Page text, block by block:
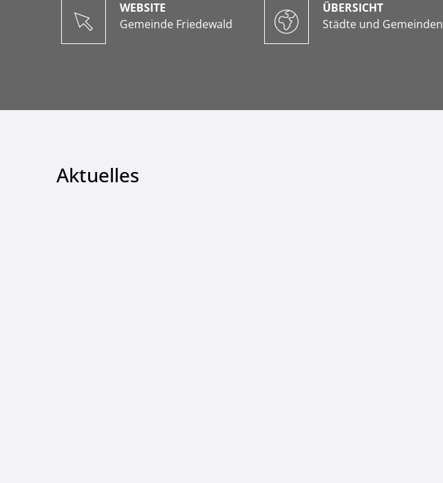
WEBSITE
Gemeinde Friedewald
ÜBERSICHT
Städte und Gemeinden
Aktuelles